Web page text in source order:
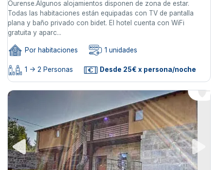
Ourense.Algunos alojamientos disponen de zona de estar.
Todas las habitaciones están equipadas con TV de pantalla
plana y baño privado con bidet. El hotel cuenta con WiFi
gratuita y aparc...
Por habitaciones 1 unidades
1 -> 2 Personas Desde 25€ x persona/noche